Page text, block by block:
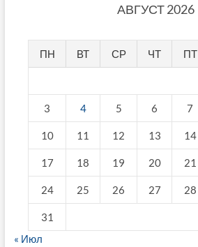
АВГУСТ 2026
ПН ВТ СР ЧТ ПТ
3 4 5 6 7
10 11 12 13 14
17 18 19 20 21
24 25 26 27 28
31
« Июл